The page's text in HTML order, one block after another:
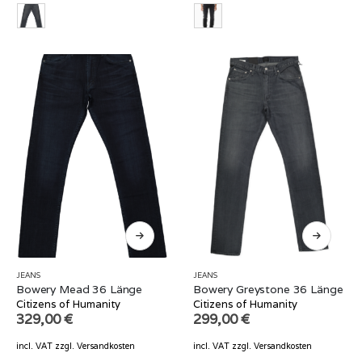
JEANS
Bowery Mead 36 Länge
Citizens of Humanity
329,00€
incl. VAT zzgl. Versandkosten
JEANS
Bowery Greystone 36 Länge
Citizens of Humanity
299,00€
incl. VAT zzgl. Versandkosten